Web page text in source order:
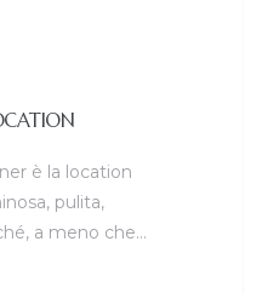
è la location
pulita,
a meno che…